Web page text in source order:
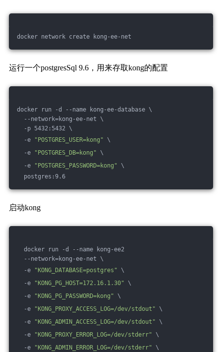
docker network create kong-ee-net
运行一个postgresSql 9.6，用来存取kong的配置
docker run -d --name kong-ee-database \
--network=kong-ee-net \
-p 5432:5432 \
-e
"POSTGRES_USER=kong" \
-e
"POSTGRES_DB=kong" \
-e
"POSTGRES_PASSWORD=kong" \
postgres:9.6
启动kong
docker run -d --name kong-ee2
--network=kong-ee-net \
-e
"KONG_DATABASE=postgres" \
-e
"KONG_PG_HOST=172.16.1.30" \
-e
"KONG_PG_PASSWORD=kong" \
-e
"KONG_PROXY_ACCESS_LOG=/dev/stdout" \
-e
"KONG_ADMIN_ACCESS_LOG=/dev/stdout" \
-e
"KONG_PROXY_ERROR_LOG=/dev/stderr" \
-e
"KONG_ADMIN_ERROR_LOG=/dev/stderr" \